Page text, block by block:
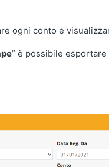
ogni conto e
” è possibile